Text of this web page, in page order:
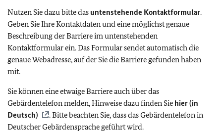
Nutzen Sie dazu bitte das untenstehende Kontaktformular.
Geben Sie Ihre Kontaktdaten und eine möglichst genaue
Beschreibung der Barriere im untenstehenden
Kontaktformular ein. Das Formular sendet automatisch die
genaue Webadresse, auf der Sie die Barriere gefunden haben
mit.
Sie können eine etwaige Barriere auch über das
Gebärdentelefon melden, Hinweise dazu finden Sie hier (in
Deutsch)
. Bitte beachten Sie, dass das Gebärdentelefon in
Deutscher Gebärdensprache geführt wird.